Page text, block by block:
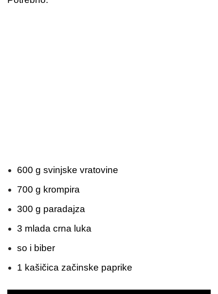
600 g svinjske vratovine
700 g krompira
300 g paradajza
3 mlada crna luka
so i biber
1 kašičica začinske paprike